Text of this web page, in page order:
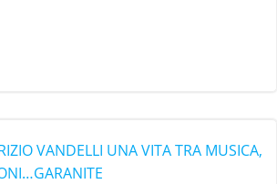
VANDELLI UNA VITA TRA MUSICA,